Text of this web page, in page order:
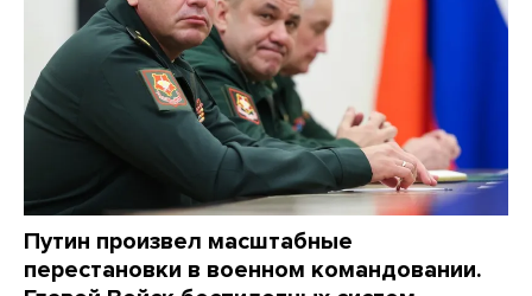
Путин произвел масштабные
перестановки в военном командовании.